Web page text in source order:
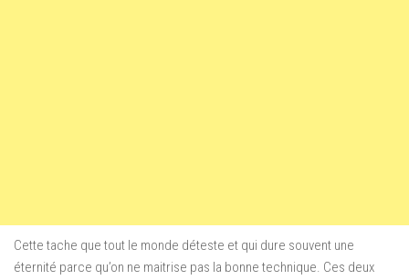
Cette tache que tout le monde déteste et qui dure souvent une
éternité parce qu’on ne maitrise pas la bonne technique. Ces deux